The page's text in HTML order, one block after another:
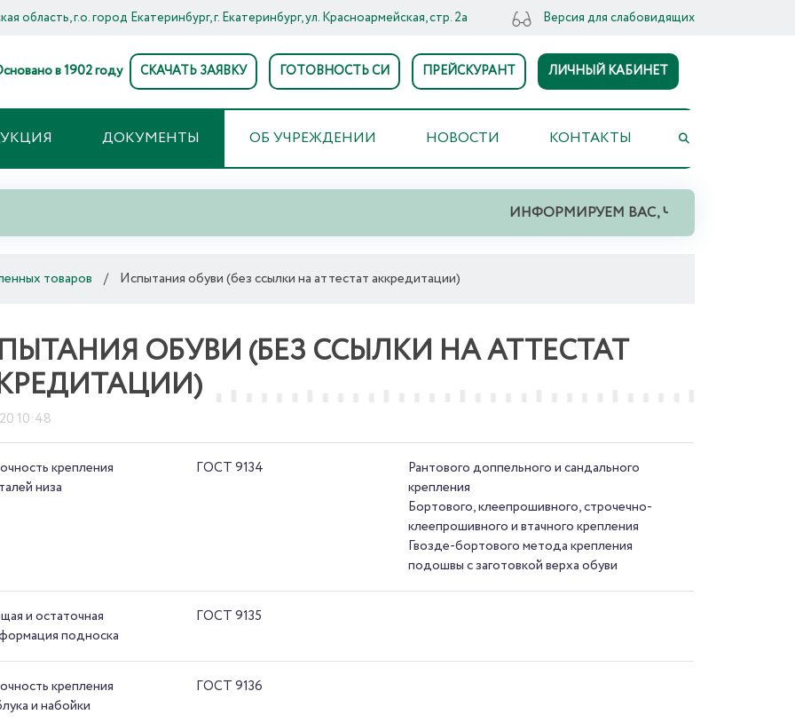
область, г.о. город Екатеринбург, г. Екатеринбург, ул. Красноармейская, стр. 2а Версия для слабовидящих
в 1902 году СКАЧАТЬ ЗАЯВКУ ГОТОВНОСТЬ СИ ПРЕЙСКУРАНТ ЛИЧНЫЙ КАБИНЕТ
ДОКУМЕНТЫ ОБ УЧРЕЖДЕНИИ НОВОСТИ КОНТАКТЫ
ИНФОРМИРУЕМ ВАС, ЧТО НА ТЕРРИТОРИИ
товаров / Испытания обуви (без ссылки на аттестат аккредитации)
ОБУВИ (БЕЗ ССЫЛКИ НА АТТЕСТАТ
10:48
крепления
низа
ГОСТ 9134
Рантового доппельного и сандального
крепления
Бортового, клеепрошивного, строчечно-
клеепрошивного и втачного крепления
Гвозде-бортового метода крепления
подошвы с заготовкой верха обуви
и остаточная
подноска
ГОСТ 9135
крепления
и набойки
ГОСТ 9136